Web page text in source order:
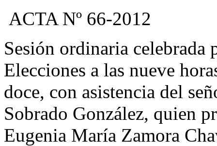
ACTA Nº 66-2012
Sesión ordinaria
Elecciones a las nueve
doce, con asistencia del
Sobrado González, quien
Eugenia María Zamora